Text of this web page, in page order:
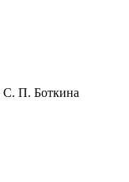
С. П. Боткина